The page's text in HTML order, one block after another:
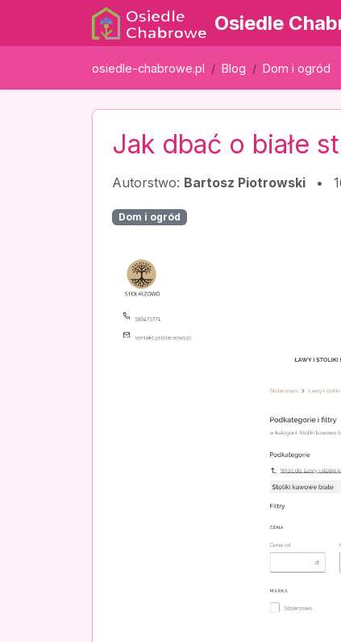
Osiedle
osiedle-chabrowe.pl Blog Dom i ogród
Jak dbać o białe
Autorstwo: Bartosz Piotrowski •
Dom i ogród